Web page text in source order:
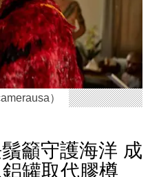
）
籲守護海洋 成
罐取代膠樽